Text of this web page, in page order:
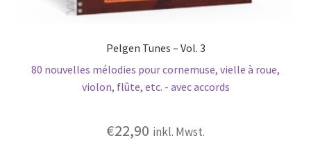
Pelgen Tunes – Vol. 3
80 nouvelles mélodies pour cornemuse, vielle à roue,
violon, flûte, etc. - avec accords
€22,90 inkl. Mwst.